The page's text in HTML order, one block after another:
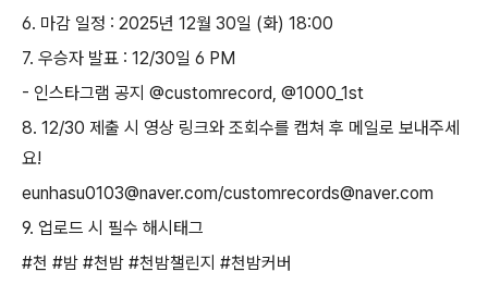
6. 마감 일정 : 2025년 12월 30일 (화) 18:00
7. 우승자 발표 : 12/30일 6 PM
- 인스타그램 공지 @customrecord, @1000_1st
8. 12/30 제출 시 영상 링크와 조회수를 캡쳐 후 메일로 보내주세
요!
eunhasu0103@naver.com/customrecords@naver.com
9. 업로드 시 필수 해시태그
#천 #밤 #천밤 #천밤챌린지 #천밤커버